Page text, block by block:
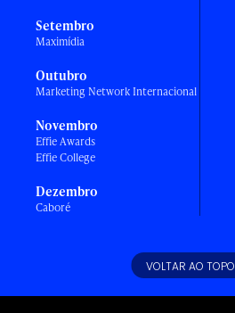
Setembro
Maximídia
Outubro
Marketing Network Internacional
Novembro
Effie Awards
Effie College
Dezembro
Caboré
VOLTAR AO TOPO